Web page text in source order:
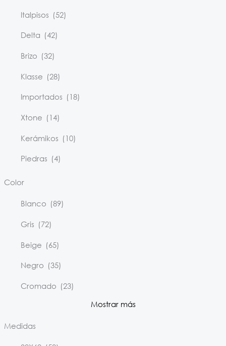
Italpisos (52)
Delta (42)
Brizo (32)
Klasse (28)
Importados (18)
Xtone (14)
Kerámikos (10)
Piedras (4)
Color
Blanco (89)
Gris (72)
Beige (65)
Negro (35)
Cromado (23)
Mostrar más
Medidas